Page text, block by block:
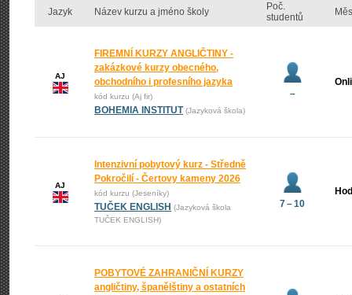
Jazyk Název kurzu a jméno školy
Poč.
studentů
AJ
FIREMNÍ KURZY ANGLIČTINY -
zakázkové kurzy obecného,
obchodního i profesního jazyka
kód kurzu (Aj fir)
BOHEMIA INSTITUT (Jazyková škola)
–
AJ
Intenzivní pobytový kurz - Středně
Pokročilí - Čertovy kameny 2026
kód kurzu (Jeseníky)
TUČEK ENGLISH (Jazyková škola
TUČEK ENGLISH)
7 – 10
POBYTOVÉ ZAHRANIČNÍ KURZY
angličtiny, španělštiny a ostatních